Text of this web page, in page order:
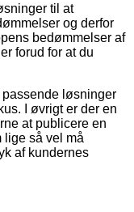
til at
og derfor
bedømmelser af
forud for at du
løsninger
I øvrigt er der en
at publicere en
lige så vel må
af kundernes